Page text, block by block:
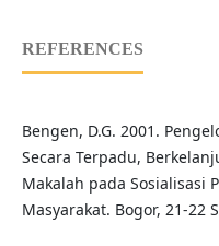
REFERENCES
Bengen, D.G. 2001.
Secara Terpadu,
Makalah pada Sosialisasi
Masyarakat. Bogor, 21-22